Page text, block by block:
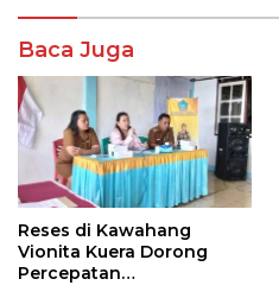
Baca Juga
Reses di Kawahang
Vionita Kuera Dorong
Percepatan